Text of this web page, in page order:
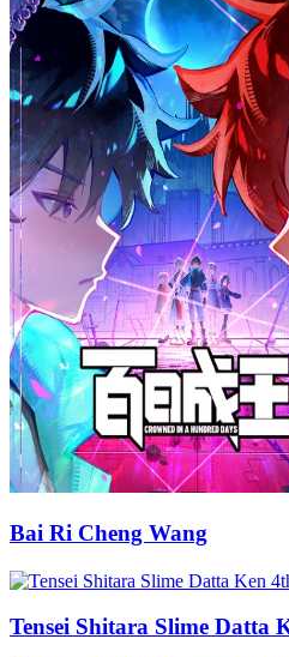
Bai Ri Cheng Wang
Tensei Shitara Slime Datta